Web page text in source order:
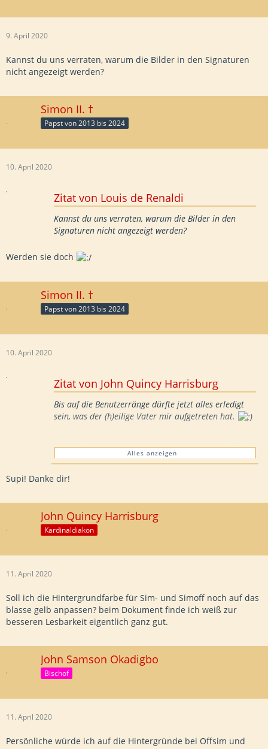
9. April 2020
Kannst du uns verraten, warum die Bilder in den Signaturen
nicht angezeigt werden?
Simon II. †
Papst von 2013 bis 2024
10. April 2020
Zitat von Louis de Renaldi
Kannst du uns verraten, warum die Bilder in den
Signaturen nicht angezeigt werden?
Werden sie doch
Simon II. †
Papst von 2013 bis 2024
10. April 2020
Zitat von John Quincy Harrisburg
Bis auf die Benutzerränge dürfte jetzt alles erledigt
sein, was der (h)eilige Vater mir aufgetreten hat.
Handlung:
Eine Testhandlung
SimOff:
Alles anzeigen
Supi! Danke dir!
John Quincy Harrisburg
Kardinaldiakon
11. April 2020
Soll ich die Hintergrundfarbe für Sim- und Simoff noch auf das
blasse gelb anpassen? beim Dokument finde ich weiß zur
besseren Lesbarkeit eigentlich ganz gut.
John Samson Okadigbo
Bischof
11. April 2020
Persönliche würde ich auf die Hintergründe bei Offsim und